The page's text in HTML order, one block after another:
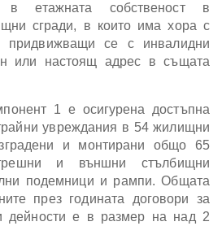
в етажната собственост в
сгради, в които има хора с
придвижващи се с инвалидни
или настоящ адрес в същата
1 е осигурена достъпна
увреждания в 54 жилищни
и монтирани общо 65
и външни стълбищни
подемници и рампи. Общата
през годината договори за
дейности е в размер на над 2